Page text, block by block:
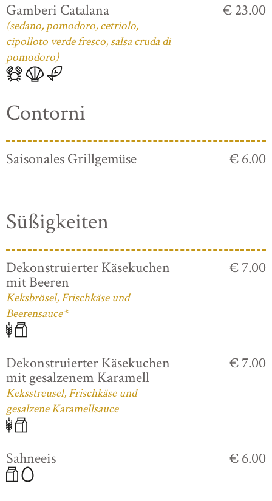
Gamberi Catalana
(sedano, pomodoro, cetriolo,
cipolloto verde fresco, salsa cruda di
pomodoro)
€ 23.00
Contorni
Saisonales Grillgemüse € 6.00
Süßigkeiten
Dekonstruierter Käsekuchen
mit Beeren
Keksbrösel, Frischkäse und
Beerensauce*
€ 7.00
Dekonstruierter Käsekuchen
mit gesalzenem Karamell
Keksstreusel, Frischkäse und
gesalzene Karamellsauce
€ 7.00
Sahneeis € 6.00